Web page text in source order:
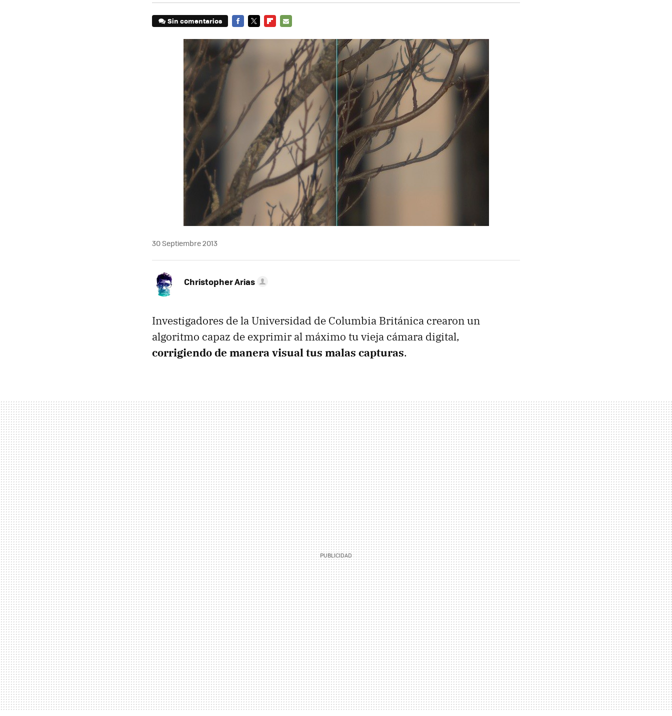
Sin comentarios
30 Septiembre 2013
Christopher Arias
Investigadores de la Universidad de Columbia Británica crearon un
algoritmo capaz de exprimir al máximo tu vieja cámara digital,
corrigiendo de manera visual tus malas capturas.